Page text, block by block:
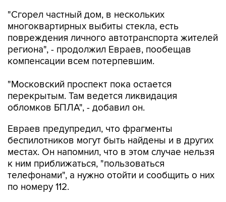
"Сгорел частный дом, в нескольких
многоквартирных выбиты стекла, есть
повреждения личного автотранспорта жителей
региона", - продолжил Евраев, пообещав
компенсации всем потерпевшим.
"Московский проспект пока остается
перекрытым. Там ведется ликвидация
обломков БПЛА", - добавил он.
Евраев предупредил, что фрагменты
беспилотников могут быть найдены и в других
местах. Он напомнил, что в этом случае нельзя
к ним приближаться, "пользоваться
телефонами", а нужно отойти и сообщить о них
по номеру 112.